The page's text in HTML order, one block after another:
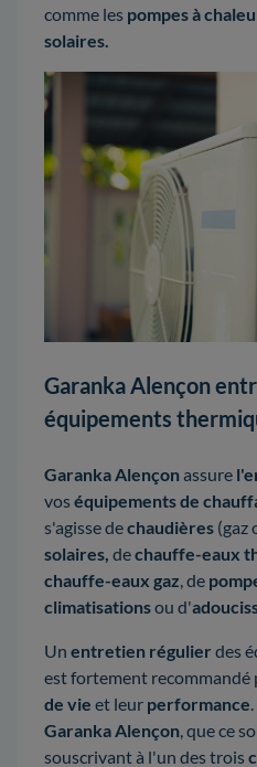
comme les pompes à
solaires.
Garanka Alençon
équipements
Garanka Alençonassure
voséquipements de
s'agisse dechaudières (gaz
solaires, dechauffe-eaux
chauffe-eaux gaz, de
climatisationsou d'
Un entretien régulier des
est fortement
de vie et leur performance
Garanka Alençon, que ce
souscrivant à l'un des trois